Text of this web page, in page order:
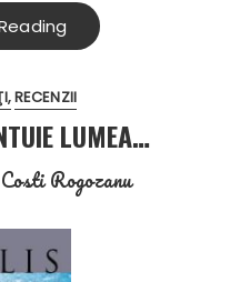
RECENZII
LUMEA…
Costi Rogozanu